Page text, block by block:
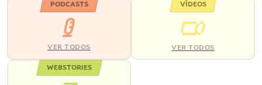
PODCASTS
VER TODOS
VÍDEOS
VER TODOS
WEBSTORIES